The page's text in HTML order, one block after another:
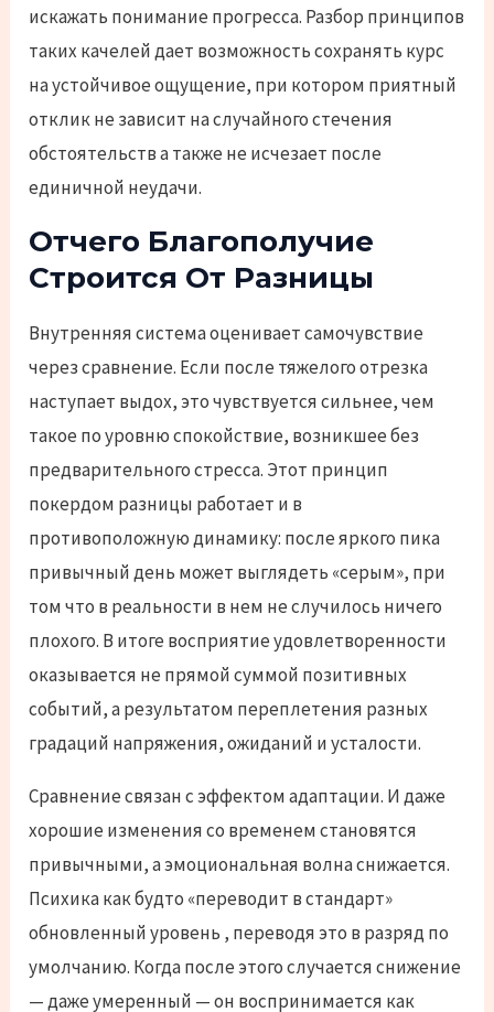
искажать понимание прогресса. Разбор принципов
таких качелей дает возможность сохранять курс
на устойчивое ощущение, при котором приятный
отклик не зависит на случайного стечения
обстоятельств а также не исчезает после
единичной неудачи.
Отчего Благополучие
Строится От Разницы
Внутренняя система оценивает самочувствие
через сравнение. Если после тяжелого отрезка
наступает выдох, это чувствуется сильнее, чем
такое по уровню спокойствие, возникшее без
предварительного стресса. Этот принцип
покердом разницы работает и в
противоположную динамику: после яркого пика
привычный день может выглядеть «серым», при
том что в реальности в нем не случилось ничего
плохого. В итоге восприятие удовлетворенности
оказывается не прямой суммой позитивных
событий, а результатом переплетения разных
градаций напряжения, ожиданий и усталости.
Сравнение связан с эффектом адаптации. И даже
хорошие изменения со временем становятся
привычными, а эмоциональная волна снижается.
Психика как будто «переводит в стандарт»
обновленный уровень , переводя это в разряд по
умолчанию. Когда после этого случается снижение
— даже умеренный — он воспринимается как